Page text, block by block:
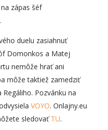
zápas šéf
duelu zasiahnuť
Domonkos a Matej
nemôže hrať ani
môže taktiež zamedziť
Pozvánku na
VOYO. Onlajny.eu
sledovaťTU.